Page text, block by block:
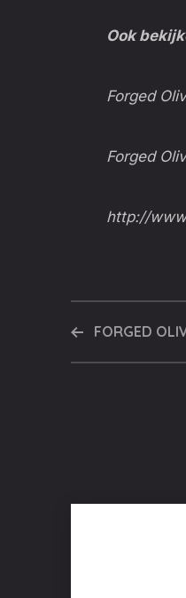
Ook
Forged
Forged
http://
FORGED